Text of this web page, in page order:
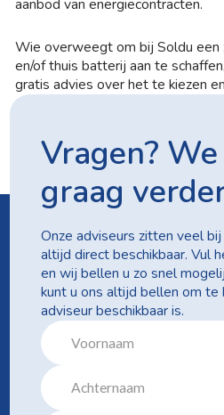
aanbod van energiecontracten.
Wie overweegt om bij Soldu een
en/of thuis batterij aan te
gratis advies over het te kiezen
Vragen?
graag
Onze adviseurs zitten veel
altijd direct beschikbaar. Vul
en wij bellen u zo snel
kunt u ons altijd bellen om te
adviseur beschikbaar is.